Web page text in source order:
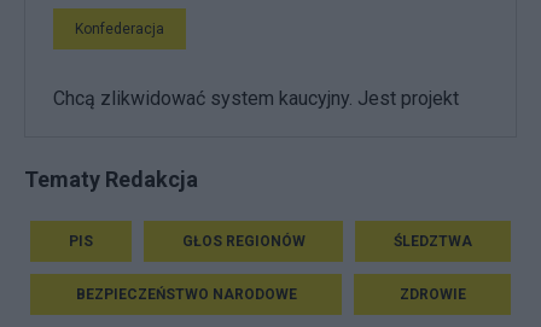
Konfederacja
Chcą zlikwidować system kaucyjny. Jest projekt
Tematy Redakcja
PIS GŁOS REGIONÓW ŚLEDZTWA
BEZPIECZEŃSTWO NARODOWE ZDROWIE